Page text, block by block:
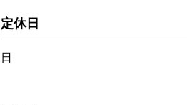
定休日
日